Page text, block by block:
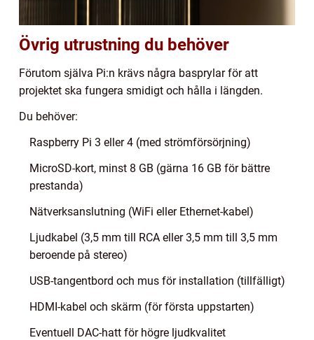
Övrig utrustning du behöver
Förutom själva Pi:n krävs några basprylar för att
projektet ska fungera smidigt och hålla i längden.
Du behöver:
Raspberry Pi 3 eller 4 (med strömförsörjning)
MicroSD-kort, minst 8 GB (gärna 16 GB för bättre
prestanda)
Nätverksanslutning (WiFi eller Ethernet-kabel)
Ljudkabel (3,5 mm till RCA eller 3,5 mm till 3,5 mm
beroende på stereo)
USB-tangentbord och mus för installation (tillfälligt)
HDMI-kabel och skärm (för första uppstarten)
Eventuell DAC-hatt för högre ljudkvalitet